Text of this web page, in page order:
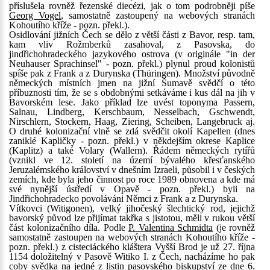
příslušela rovněž řezenské diecézi, jak o tom podrobněji píše
Georg Vogel, samostatně zastoupený na webových stranách
Kohoutího kříže - pozn. překl.).
Osidlování jižních Čech se dělo z větší části z Bavor, resp. tam,
kam vliv Rožmberků zasahoval, z Pasovska, do
jindřichohradeckého jazykového ostrova (v originále "in der
Neuhauser Sprachinsel" - pozn. překl.) plynul proud kolonistů
spíše pak z Frank a z Durynska (Thüringen). Množství původně
německých místních jmen na jižní Šumavě svědčí o této
příbuznosti tím, že se s obdobnými setkáváme i kus dál na jih v
Bavorském lese. Jako příklad lze uvést toponyma Passern,
Salnau, Lindberg, Kerschbaum, Nesselbach, Gschwendt,
Nirschlern, Stockern, Haag, Ziering, Scheiben, Langebruck aj.
O druhé kolonizační vlně se zdá svědčit okolí Kapellen (dnes
zaniklé Kapličky - pozn. překl.) v někdejším okrese Kaplice
(Kaplitz) a také Volary (Wallern). Řádem německých rytířů
(vznikl ve 12. století na území bývalého křesťanského
Jeruzalémského království v dnešním Izraeli, působil i v českých
zemích, kde byla jeho činnost po roce 1989 obnovena a kde má
své nynější ústředí v Opavě - pozn. překl.) byli na
Jindřichohradecko povoláváni Němci z Frank a z Durynska.
Vítkovci (Witigonen), velký jihočeský šlechtický rod, jejichž
bavorský původ lze přijímat takřka s jistotou, měli v rukou větší
část kolonizačního díla. Podle P. Valentina Schmidta (je rovněž
samostatně zastoupen na webových stranách Kohoutího kříže -
pozn. překl.) z cisteciáckého kláštera Vyšší Brod je už 27. října
1154 doložitelný v Pasově Witiko I. z Čech, nacházíme ho pak
coby svědka na jedné z listin pasovského biskupství ze dne 6.